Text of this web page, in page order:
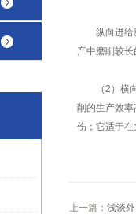
纵向进给磨
产中磨削较长
（2）横向
削的生产效
伤；它适于在
上一篇： 浅谈